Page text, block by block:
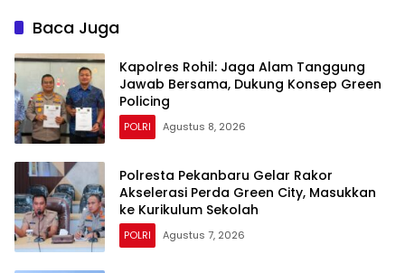
Sekaki dan Tenayan Raya
Baca Juga
Kapolres Rohil: Jaga Alam Tanggung
Jawab Bersama, Dukung Konsep Green
Policing
POLRI Agustus 8, 2026
Polresta Pekanbaru Gelar Rakor
Akselerasi Perda Green City, Masukkan
ke Kurikulum Sekolah
POLRI Agustus 7, 2026